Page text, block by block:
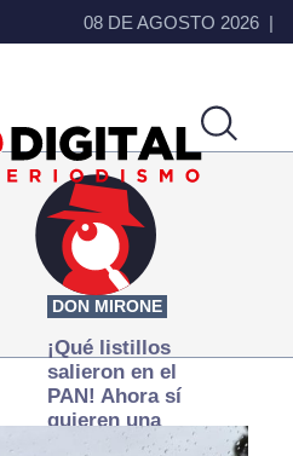
08 DE AGOSTO 2026
DON MIRONE
¡Qué listillos
salieron en el
PAN! Ahora sí
quieren una